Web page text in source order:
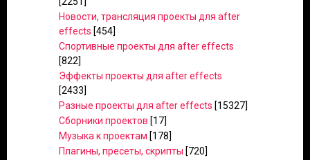
Новости, трансляция проекты для after
effects [454]
Спортивные проекты для after effects
[822]
Эффекты проекты для after effects
[2433]
Разные проекты для after effects [15327]
Сборники проектов [17]
Музыка к проектам [178]
Плагины, пресеты, скрипты [720]